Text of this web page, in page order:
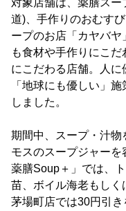
対象店舗は、薬膳ス
道)、手作りのおむす
ープのお店「カヤバ
も食材や手作りにこ
にこだわる店舗。人
「地球にも優しい」
しました。
期間中、スープ・汁
モスのスープジャーを
薬膳Soup＋」では、
苗、ボイル海老もしく
茅場町店では30円引